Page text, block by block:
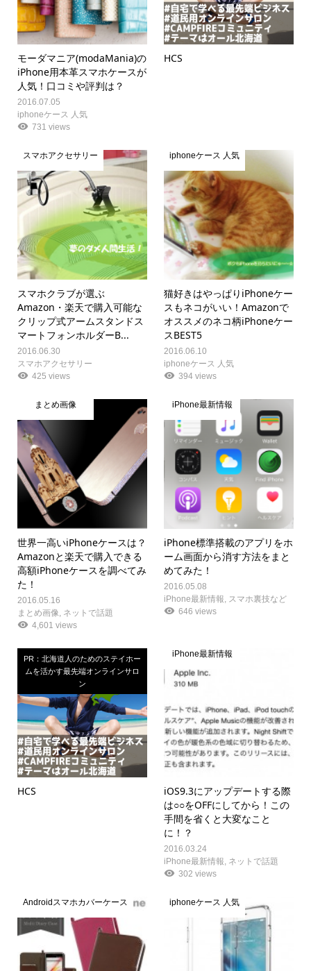
モーダマニア(modaMania)の
iPhone用本革スマホケースが
人気！口コミや評判は？
2016.07.05
iphoneケース 人気
731 views
HCS
スマホアクセサリー
スマホクラブが選ぶ
Amazon・楽天で購入可能な
クリップ式アームスタンドス
マートフォンホルダーB...
2016.06.30
スマホアクセサリー
425 views
iphoneケース 人気
猫好きはやっぱりiPhoneケー
スもネコがいい！Amazonで
オススメのネコ柄iPhoneケー
スBEST5
2016.06.10
iphoneケース 人気
394 views
まとめ画像
世界一高いiPhoneケースは？
Amazonと楽天で購入できる
高額iPhoneケースを調べてみ
た！
2016.05.16
まとめ画像 ネットで話題
4,601 views
iPhone最新情報
iPhone標準搭載のアプリをホ
ーム画面から消す方法をまと
めてみた！
2016.05.08
iPhone最新情報
スマホ裏技など
646 views
PR：北海道人のためのステイホー
ムを活かす最先端オンラインサロ
ン
HCS
iPhone最新情報
iOS9.3にアップデートする際
は○○をOFFにしてから！この
手間を省くと大変なこと
に！？
2016.03.24
iPhone最新情報, ネットで話題
302 views
Androidスマホカバーケース iphoneケース 人気